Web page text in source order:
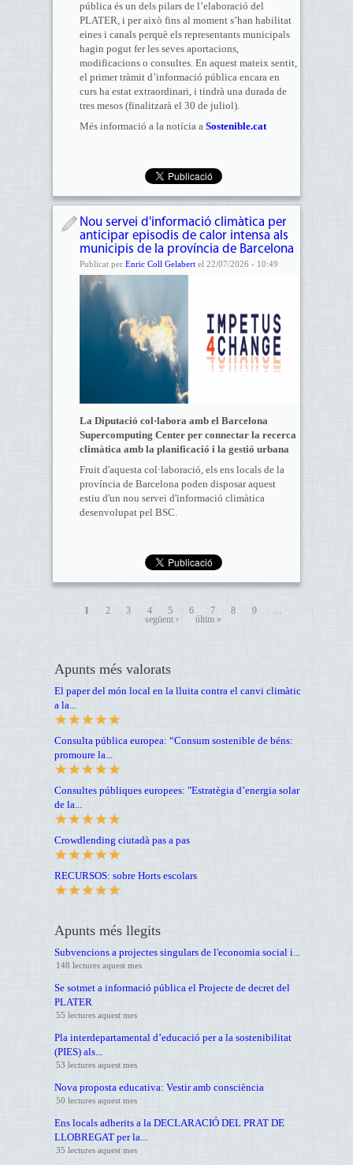
pública és un dels pilars de l’elaboració del
PLATER, i per això fins al moment s’han habilitat
eines i canals perquè els representants municipals
hagin pogut fer les seves aportacions,
modificacions o consultes. En aquest mateix sentit,
el primer tràmit d’informació pública encara en
curs ha estat extraordinari, i tindrà una durada de
tres mesos (finalitzarà el 30 de juliol).
Més informació a la notícia a Sostenible.cat
Nou servei d'informació climàtica per
anticipar episodis de calor intensa als
municipis de la província de Barcelona
Publicat per Enric Coll Gelabertel 22/07/2026 - 10:49
La Diputació col·labora amb el Barcelona
Supercomputing Center per connectar la recerca
climàtica amb la planificació i la gestió urbana
Fruit d'aquesta col·laboració, els ens locals de la
província de Barcelona poden disposar aquest
estiu d'un nou servei d'informació climàtica
desenvolupat pel BSC.
1 2 3 4 5 6 7 8 9
…
següent ›
últim »
Apunts més valorats
El paper del món local en la lluita contra el canvi climàtic
a la...
Consulta pública europea: “Consum sostenible de béns:
promoure la...
Consultes públiques europees: "Estratègia d’energia solar
de la...
Crowdlending ciutadà pas a pas
RECURSOS: sobre Horts escolars
Apunts més llegits
Subvencions a projectes singulars de l'economia social i...
148 lectures aquest mes
Se sotmet a informació pública el Projecte de decret del
PLATER
55 lectures aquest mes
Pla interdepartamental d’educació per a la sostenibilitat
(PIES) als...
53 lectures aquest mes
Nova proposta educativa: Vestir amb consciència
50 lectures aquest mes
Ens locals adherits a la DECLARACIÓ DEL PRAT DE
LLOBREGAT per la...
35 lectures aquest mes